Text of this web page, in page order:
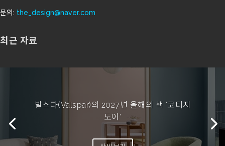
문의: the_design@naver.com
최근 자료
발스파(Valspar)의 2027년 올해의 색 ‘코티지
도어’